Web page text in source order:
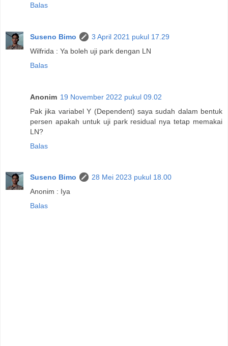
Balas
Suseno Bimo
3 April 2021 pukul 17.29
Wilfrida : Ya boleh uji park dengan LN
Balas
Anonim 19 November 2022 pukul 09.02
Pak jika variabel Y (Dependent) saya sudah dalam bentuk
persen apakah untuk uji park residual nya tetap memakai
LN?
Balas
Suseno Bimo
28 Mei 2023 pukul 18.00
Anonim : Iya
Balas